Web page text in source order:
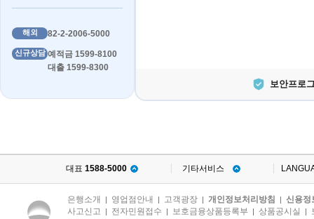
해외 82-2-2006-5000
신규상담 예적금 1599-8100
대출 1599-8300
보안프로
대표 1588-5000 기타서비스
은행소개 | 영업점안내 | 고객광장 | 개인정보처리방침 | 신용정
사고신고 | 전자민원접수 | 보호금융상품등록부 | 상품공시실 |